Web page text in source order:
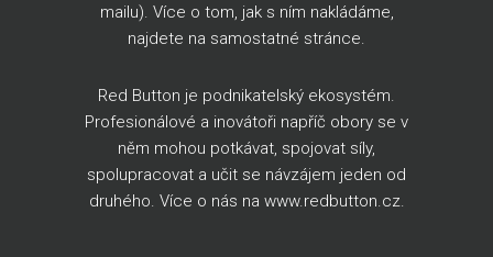
mailu). Více o tom, jak s ním nakládáme,
najdete na samostatné stránce.
Red Button je podnikatelský ekosystém.
Profesionálové a inovátoři napříč obory se v
něm mohou potkávat, spojovat síly,
spolupracovat a učit se návzájem jeden od
druhého. Více o nás na www.redbutton.cz.